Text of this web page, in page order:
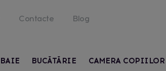
Contacte Blog
BAIE BUCĂTĂRIE CAMERA COPIILOR